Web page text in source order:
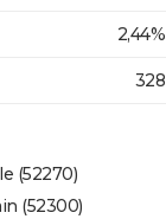
2,44%
328
(52270)
(52300)